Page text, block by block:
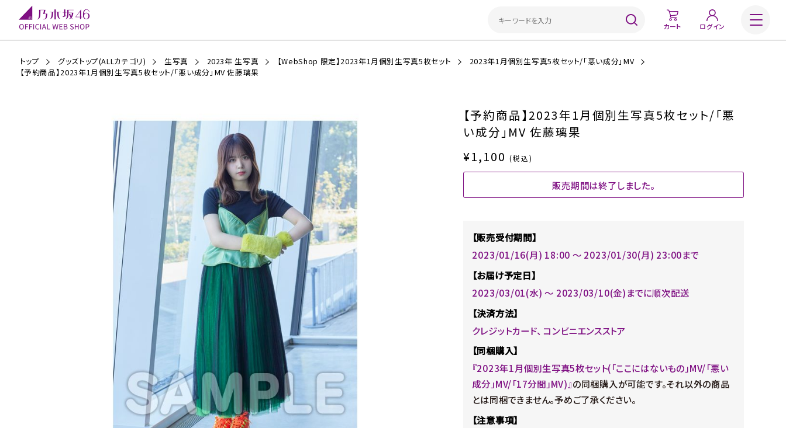
カート ログイン
トップ グッズトップ(ALLカテゴリ) 生写真 2023年 生写真 【WebShop 限定】2023年1月個別生写真5枚セット
2023年1月個別生写真5枚セット/「悪い成分」MV
【予約商品】2023年1月個別生写真5枚セット/「悪い成分」MV 佐藤璃果
【予約商品】2023年1月個別生写真5枚セット/「悪
い成分」MV 佐藤璃果
¥1,100 (税込)
販売期間は終了しました。
【販売受付期間】
2023/01/16(月) 18:00 〜 2023/01/30(月) 23:00まで
【お届け予定日】
2023/03/01(水) ～ 2023/03/10(金)までに順次配送
【決済方法】
クレジットカード、 コンビニエンスストア
【同梱購入】
『2023年1月個別生写真5枚セット(「ここにはないもの」MV/「悪い
成分」MV/「17分間」MV)』の同梱購入が可能です。それ以外の商品
とは同梱できません。予めご了承ください。
【注意事項】